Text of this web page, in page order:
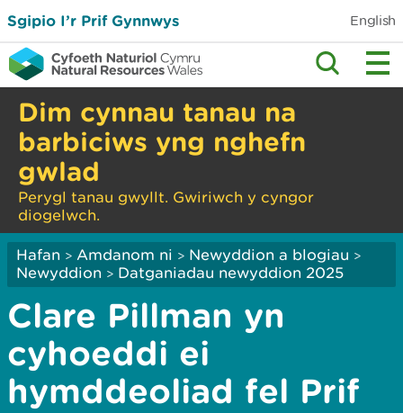
Sgipio I’r Prif Gynnwys English
Dim cynnau tanau na
barbiciws yng nghefn
gwlad
Perygl tanau gwyllt. Gwiriwch y cyngor
diogelwch.
Hafan > Amdanom ni > Newyddion a blogiau >
Newyddion > Datganiadau newyddion 2025
Clare Pillman yn
cyhoeddi ei
hymddeoliad fel Prif